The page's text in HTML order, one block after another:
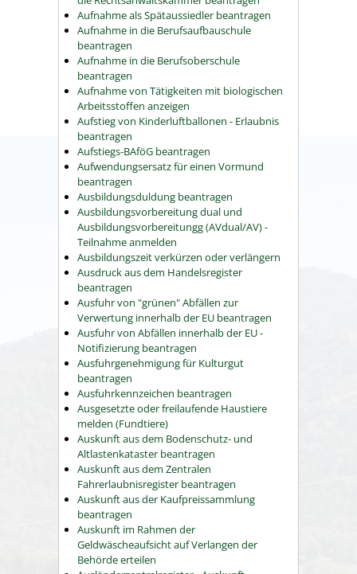
Aufnahme als Spätaussiedler beantragen
Aufnahme in die Berufsaufbauschule
beantragen
Aufnahme in die Berufsoberschule
beantragen
Aufnahme von Tätigkeiten mit biologischen
Arbeitsstoffen anzeigen
Aufstieg von Kinderluftballonen - Erlaubnis
beantragen
Aufstiegs-BAföG beantragen
Aufwendungsersatz für einen Vormund
beantragen
Ausbildungsduldung beantragen
Ausbildungsvorbereitung dual und
Ausbildungsvorbereitungg (AVdual/AV) -
Teilnahme anmelden
Ausbildungszeit verkürzen oder verlängern
Ausdruck aus dem Handelsregister
beantragen
Ausfuhr von "grünen" Abfällen zur
Verwertung innerhalb der EU beantragen
Ausfuhr von Abfällen innerhalb der EU -
Notifizierung beantragen
Ausfuhrgenehmigung für Kulturgut
beantragen
Ausfuhrkennzeichen beantragen
Ausgesetzte oder freilaufende Haustiere
melden (Fundtiere)
Auskunft aus dem Bodenschutz- und
Altlastenkataster beantragen
Auskunft aus dem Zentralen
Fahrerlaubnisregister beantragen
Auskunft aus der Kaufpreissammlung
beantragen
Auskunft im Rahmen der
Geldwäscheaufsicht auf Verlangen der
Behörde erteilen